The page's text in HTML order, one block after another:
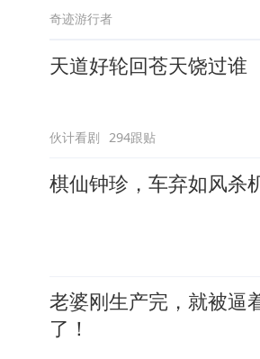
奇迹游行者
天道好轮回苍天饶过谁
伙计看剧 294跟贴
棋仙钟珍，车弃如风杀
老婆刚生产完，就被逼
了！